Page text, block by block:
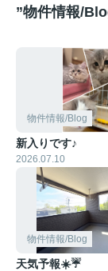
”物件情報/
物件情報/Blog
新入りです♪
2026.07.10
物件情報/Blog
天気予報☀️☔